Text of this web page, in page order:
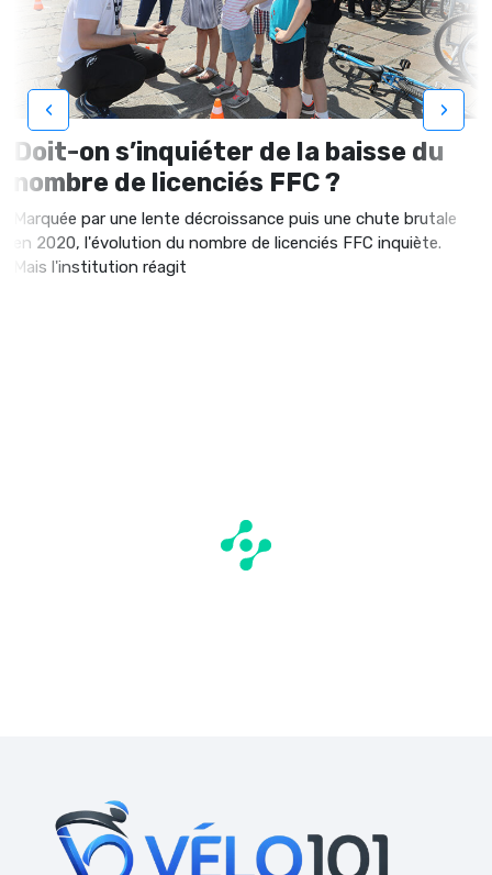
Doit-on s’inquiéter de la baisse du
nombre de licenciés FFC ?
Marquée par une lente décroissance puis une chute brutale
en 2020, l'évolution du nombre de licenciés FFC inquiète.
Mais l'institution réagit
‹ ›